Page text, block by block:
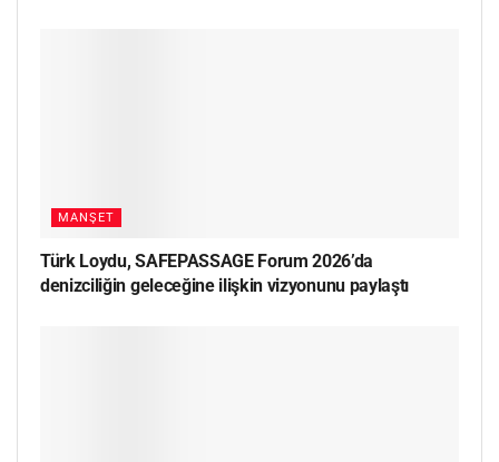
MANŞET
Türk Loydu, SAFEPASSAGE Forum 2026’da
denizciliğin geleceğine ilişkin vizyonunu paylaştı